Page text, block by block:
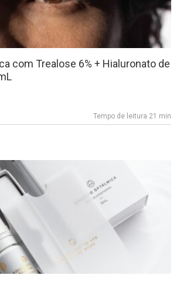
com Trealose 6% + Hialuronato de
Tempo de leitura 21 min